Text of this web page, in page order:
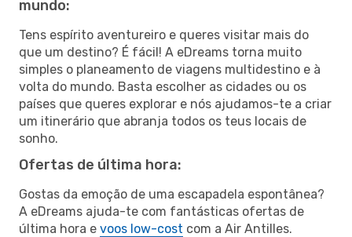
mundo:
Tens espírito aventureiro e queres visitar mais do
que um destino? É fácil! A eDreams torna muito
simples o planeamento de viagens multidestino e à
volta do mundo. Basta escolher as cidades ou os
países que queres explorar e nós ajudamos-te a criar
um itinerário que abranja todos os teus locais de
sonho.
Ofertas de última hora:
Gostas da emoção de uma escapadela espontânea?
A eDreams ajuda-te com fantásticas ofertas de
última hora e voos low-cost com a Air Antilles.